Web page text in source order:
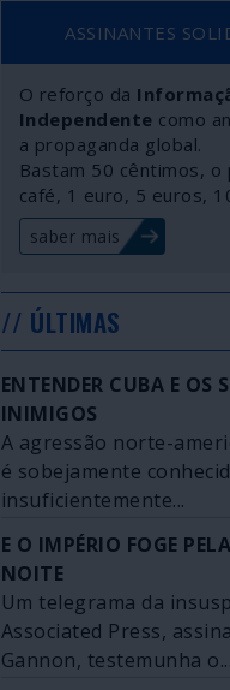
ASSINANTES
O reforço da
Independente como
a propaganda global.
Bastam 50 cêntimos, o
café, 1 euro, 5 euros,
saber mais
// ÚLTIMAS
ENTENDER CUBA E OS
INIMIGOS
A agressão norte-
é sobejamente
insuficientemente...
E O IMPÉRIO FOGE
NOITE
Um telegrama da
Associated Press,
Gannon, testemunha o...